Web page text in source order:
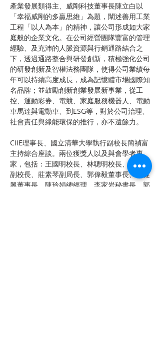
產業發展類得主、威剛科技董事長陳立白以
「幸福威剛的多贏思維」為題，闡述善用工業
工程「以人為本」的精神，讓公司形成如大家
庭般的企業文化。在公司經營團隊豐富的管理
經驗、及充沛的人脈資源與行銷通路結合之
下，透過通路整合與研發創新，積極強化公司
的研發創新及智權法務團隊，使得公司業績每
年可以持續高度成長，成為記憶體市場國際知
名品牌；並鼓勵創新創業發展新事業，從工
控、運動彩券、電競、家庭服務機器人、電動
車馬達與電動車、到ESG等，對於公司治理、
社會責任與綠能環保的推行，亦不遺餘力。
CIIE理事長、國立清華大學執行副校長簡禎富
主持綜合座談。兩位獲獎人以及與會學者專
家，包括：王國明校長、林聰明校長、江行全
副校長、莊素琴副局長、郭偉毅董事長、丁健
興董事長、陳玲娟總經理、李家岩秘書長、郭